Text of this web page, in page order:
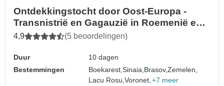
Ontdekkingstocht door Oost-Europa -
Transnistrië en Gagauzië in Roemenië en
Moldavië
4,9 (5 beoordelingen)
Duur
10 dagen
Bestemmingen
Boekarest,Sinaia, Brasov,Zemelen,
Lacu Rosu,Voronet, +7 meer